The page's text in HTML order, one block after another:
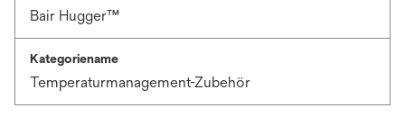
Bair Hugger™
Kategoriename
Temperaturmanagement-Zubehör